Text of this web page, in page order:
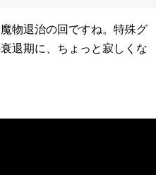
物退治の回ですね。特殊グ
退期に、ちょっと寂しくな